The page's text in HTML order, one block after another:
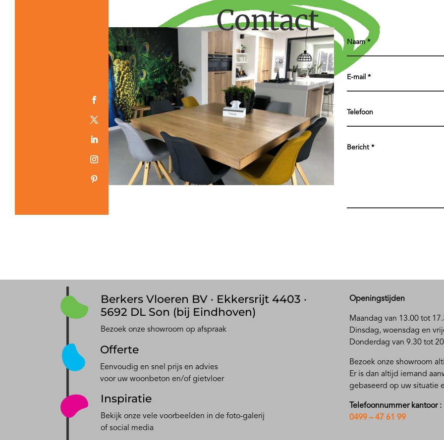
Contact
Berkers Vloeren BV · Ekkersrijt 4403 ·
5692 DL Son (bij Eindhoven)
Bezoek onze showroom op afspraak
Offerte
Eenvoudig en snel prijs en advies
voor uw woonbeton en/of gietvloer
Inspiratie
Bekijk onze vele voorbeelden in de foto-galerij
of social media
Openingstijden
Maandag van 13.00 tot
Dinsdag, woensdag en
Donderdag van 9.30 tot
Bezoek onze showroom
Er is dan altijd iemand
gebaseerd op uw situatie
Telefoonnummer kantoor :
0499 – 47 61 99